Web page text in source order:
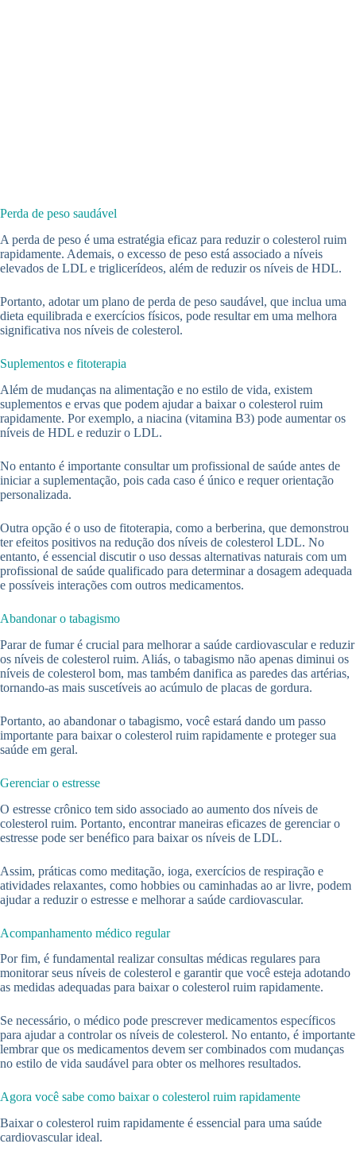
Perda de peso saudável
A perda de peso é uma estratégia eficaz para reduzir o colesterol ruim
rapidamente. Ademais, o excesso de peso está associado a níveis
elevados de LDL e triglicerídeos, além de reduzir os níveis de HDL.
Portanto, adotar um plano de perda de peso saudável, que inclua uma
dieta equilibrada e exercícios físicos, pode resultar em uma melhora
significativa nos níveis de colesterol.
Suplementos e fitoterapia
Além de mudanças na alimentação e no estilo de vida, existem
suplementos e ervas que podem ajudar a baixar o colesterol ruim
rapidamente. Por exemplo, a niacina (vitamina B3) pode aumentar os
níveis de HDL e reduzir o LDL.
No entanto é importante consultar um profissional de saúde antes de
iniciar a suplementação, pois cada caso é único e requer orientação
personalizada.
Outra opção é o uso de fitoterapia, como a berberina, que demonstrou
ter efeitos positivos na redução dos níveis de colesterol LDL. No
entanto, é essencial discutir o uso dessas alternativas naturais com um
profissional de saúde qualificado para determinar a dosagem adequada
e possíveis interações com outros medicamentos.
Abandonar o tabagismo
Parar de fumar é crucial para melhorar a saúde cardiovascular e reduzir
os níveis de colesterol ruim. Aliás, o tabagismo não apenas diminui os
níveis de colesterol bom, mas também danifica as paredes das artérias,
tornando-as mais suscetíveis ao acúmulo de placas de gordura.
Portanto, ao abandonar o tabagismo, você estará dando um passo
importante para baixar o colesterol ruim rapidamente e proteger sua
saúde em geral.
Gerenciar o estresse
O estresse crônico tem sido associado ao aumento dos níveis de
colesterol ruim. Portanto, encontrar maneiras eficazes de gerenciar o
estresse pode ser benéfico para baixar os níveis de LDL.
Assim, práticas como meditação, ioga, exercícios de respiração e
atividades relaxantes, como hobbies ou caminhadas ao ar livre, podem
ajudar a reduzir o estresse e melhorar a saúde cardiovascular.
Acompanhamento médico regular
Por fim, é fundamental realizar consultas médicas regulares para
monitorar seus níveis de colesterol e garantir que você esteja adotando
as medidas adequadas para baixar o colesterol ruim rapidamente.
Se necessário, o médico pode prescrever medicamentos específicos
para ajudar a controlar os níveis de colesterol. No entanto, é importante
lembrar que os medicamentos devem ser combinados com mudanças
no estilo de vida saudável para obter os melhores resultados.
Agora você sabe como baixar o colesterol ruim rapidamente
Baixar o colesterol ruim rapidamente é essencial para uma saúde
cardiovascular ideal.